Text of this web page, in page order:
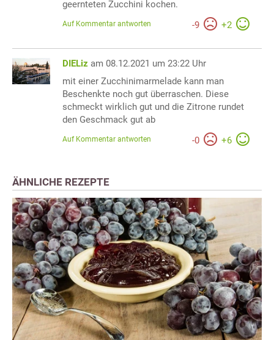
geernteten Zucchini kochen.
-9 +2
Auf Kommentar antworten
DIELiz am 08.12.2021 um 23:22 Uhr
mit einer Zucchinimarmelade kann man
Beschenkte noch gut überraschen. Diese
schmeckt wirklich gut und die Zitrone rundet
den Geschmack gut ab
-0 +6
Auf Kommentar antworten
ÄHNLICHE REZEPTE